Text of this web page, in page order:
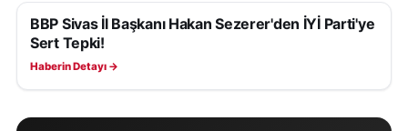
SIYASET
BBP Sivas İl Başkanı Hakan Sezerer'den İYİ Parti'ye
Sert Tepki!
Haberin Detayı →